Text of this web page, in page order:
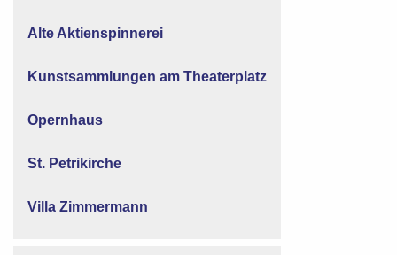
Alte Aktienspinnerei
Kunstsammlungen am Theaterplatz
Opernhaus
St. Petrikirche
Villa Zimmermann